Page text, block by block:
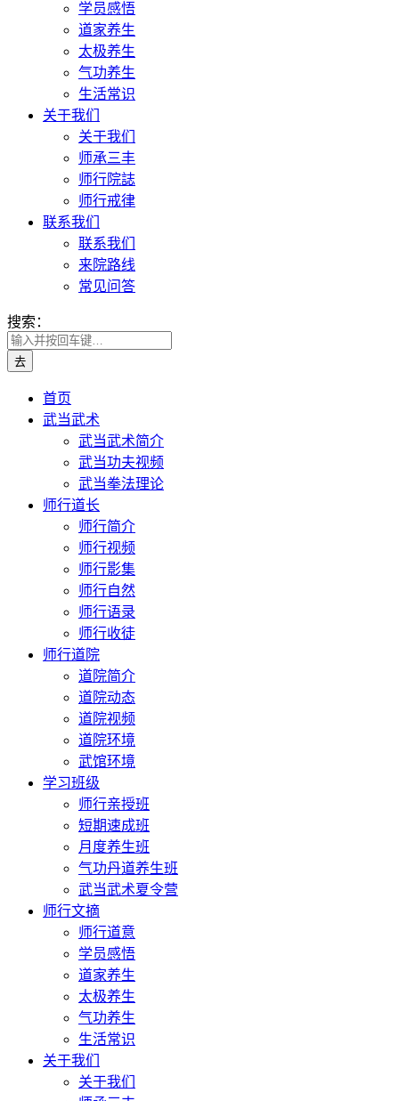
学员感悟
道家养生
太极养生
气功养生
生活常识
关于我们
关于我们
师承三丰
师行院誌
师行戒律
联系我们
联系我们
来院路线
常见问答
搜索：
首页
武当武术
武当武术简介
武当功夫视频
武当拳法理论
师行道长
师行简介
师行视频
师行影集
师行自然
师行语录
师行收徒
师行道院
道院简介
道院动态
道院视频
道院环境
武馆环境
学习班级
师行亲授班
短期速成班
月度养生班
气功丹道养生班
武当武术夏令营
师行文摘
师行道意
学员感悟
道家养生
太极养生
气功养生
生活常识
关于我们
关于我们